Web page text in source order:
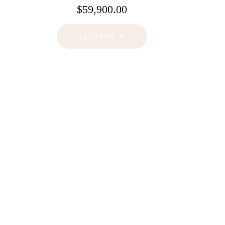
$59,900.00
LEER MÁS